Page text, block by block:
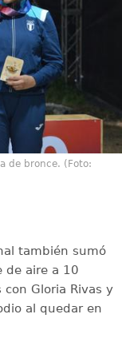
de bronce. (Foto:
también sumó
de aire a 10
Gloria Rivas y
al quedar en